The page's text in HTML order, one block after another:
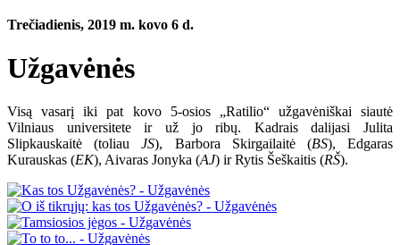
Trečiadienis, 2019 m. kovo 6 d.
Užgavėnės
Visą vasarį iki pat kovo 5-osios „Ratilio“ užgavėniškai siautė
Vilniaus universitete ir už jo ribų. Kadrais dalijasi Julita
Slipkauskaitė (toliauJS), Barbora Skirgailaitė (BS), Edgaras
Kurauskas (EK), Aivaras Jonyka (AJ) ir Rytis Šeškaitis (RŠ).